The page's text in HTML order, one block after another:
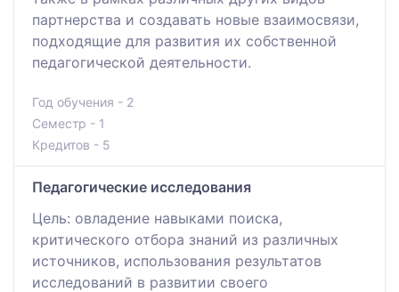
партнерства и создавать новые взаимосвязи,
подходящие для развития их собственной
педагогической деятельности.
Год обучения - 2
Семестр - 1
Кредитов - 5
Педагогические исследования
Цель: овладение навыками поиска,
критического отбора знаний из различных
источников, использования результатов
исследований в развитии своего